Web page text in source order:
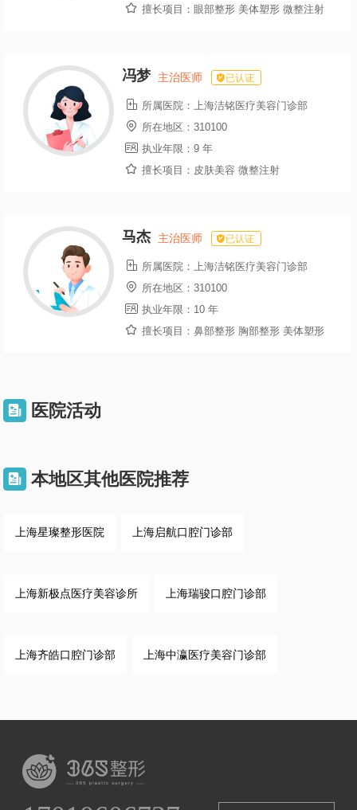
 擅长项目： 眼部整形 美体塑形 微整注射
冯梦 主治医师 已认证
 所属医院： 上海洁铭医疗美容门诊部
 所在地区： 310100
 执业年限： 9 年
 擅长项目： 皮肤美容 微整注射
马杰 主治医师 已认证
 所属医院： 上海洁铭医疗美容门诊部
 所在地区： 310100
 执业年限： 10 年
 擅长项目： 鼻部整形 胸部整形 美体塑形
 医院活动
 本地区其他医院推荐
上海星璨整形医院 上海启航口腔门诊部
上海新极点医疗美容诊所 上海瑞骏口腔门诊部
上海齐皓口腔门诊部 上海中瀛医疗美容门诊部